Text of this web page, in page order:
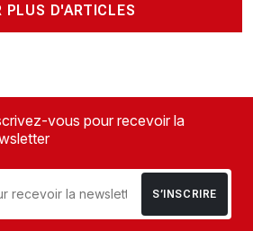
PLUS D'ARTICLES
vous pour recevoir la
S’INSCRIRE